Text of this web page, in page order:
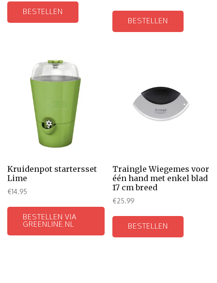
BESTELLEN
BESTELLEN
Kruidenpot startersset
Lime
€14.95
BESTELLEN VIA
GREENLINE.NL
Traingle Wiegemes voor
één hand met enkel blad
17 cm breed
€25.99
BESTELLEN